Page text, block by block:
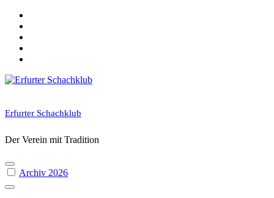
Skip
content
Erfurter Schachklub
Der Verein mit Tradition
Archiv 2026